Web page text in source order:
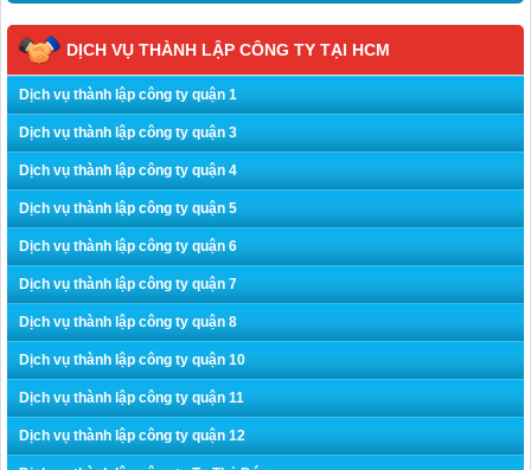
DỊCH VỤ THÀNH LẬP CÔNG TY TẠI HCM
Dịch vụ thành lập công ty quận 1
Dịch vụ thành lập công ty quận 3
Dịch vụ thành lập công ty quận 4
Dịch vụ thành lập công ty quận 5
Dịch vụ thành lập công ty quận 6
Dịch vụ thành lập công ty quận 7
Dịch vụ thành lập công ty quận 8
Dịch vụ thành lập công ty quận 10
Dịch vụ thành lập công ty quận 11
Dịch vụ thành lập công ty quận 12